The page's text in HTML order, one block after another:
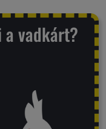
vadkárt?